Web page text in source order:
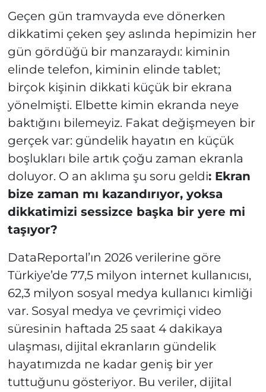
Geçen gün tramvayda eve dönerken
dikkatimi çeken şey aslında hepimizin her
gün gördüğü bir manzaraydı: kiminin
elinde telefon, kiminin elinde tablet;
birçok kişinin dikkati küçük bir ekrana
yönelmişti. Elbette kimin ekranda neye
baktığını bilemeyiz. Fakat değişmeyen bir
gerçek var: gündelik hayatın en küçük
boşlukları bile artık çoğu zaman ekranla
doluyor. O an aklıma şu soru geldi: Ekran
bize zaman mı kazandırıyor, yoksa
dikkatimizi sessizce başka bir yere mi
taşıyor?
DataReportal’ın 2026 verilerine göre
Türkiye’de 77,5 milyon internet kullanıcısı,
62,3 milyon sosyal medya kullanıcı kimliği
var. Sosyal medya ve çevrimiçi video
süresinin haftada 25 saat 4 dakikaya
ulaşması, dijital ekranların gündelik
hayatımızda ne kadar geniş bir yer
tuttuğunu gösteriyor. Bu veriler, dijital